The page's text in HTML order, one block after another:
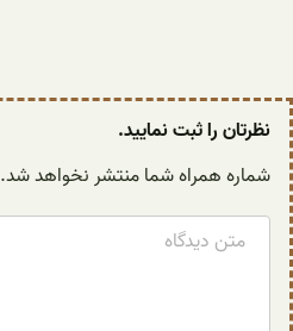
نظرتان را ثبت نمایید.
شماره همراه شما منتشر نخواهد شد.